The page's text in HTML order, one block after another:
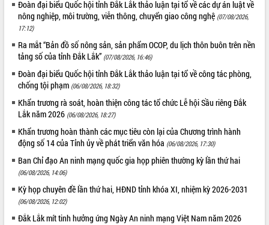
Tháo gỡ những vướng mắc, đẩy mạnh
công tác cải cách thủ tục hành chính
tại Trung tâm Phục vụ hành chính
công tỉnh
Đắk Lắk: Tôn vinh 46 giải pháp tại Hội
thi Sáng tạo Kỹ thuật 2024 - 2025
Đắk Lắk rà soát, điều chỉnh Đề án 190
về phát triển nuôi trồng thủy sản
Phó Chủ tịch UBND tỉnh Đắk Lắk
Trương Công Thái kiểm tra thực địa
Dự án cao tốc Khánh Hòa - Buôn Ma
Định vị cà phê Việt Nam như một “di
sản sống” trong dòng chảy toàn cầu
Xây dựng nông thôn mới: Nâng cao đời
sống người dân từ những mô hình thiết
thực
Đoàn đại biểu Quốc hội tỉnh Đắk Lắk thảo luận tại tổ về các dự án luật về
nông nghiệp, môi trường, viễn thông, chuyển giao công nghệ (07/08/2026,
17:12)
Ra mắt “Bản đồ số nông sản, sản phẩm OCOP, du lịch thôn buôn trên nền
tảng số của tỉnh Đắk Lắk” (07/08/2026, 16:46)
Đoàn đại biểu Quốc hội tỉnh Đắk Lắk thảo luận tại tổ về công tác phòng,
chống tội phạm (06/08/2026, 18:32)
Khẩn trương rà soát, hoàn thiện công tác tổ chức Lễ hội Sầu riêng Đắk
Lắk năm 2026 (06/08/2026, 18:27)
Khẩn trương hoàn thành các mục tiêu còn lại của Chương trình hành
động số 14 của Tỉnh ủy về phát triển văn hóa (06/08/2026, 17:30)
Ban Chỉ đạo An ninh mạng quốc gia họp phiên thường kỳ lần thứ hai
(06/08/2026, 14:06)
Kỳ họp chuyên đề lần thứ hai, HĐND tỉnh khóa XI, nhiệm kỳ 2026-2031
(06/08/2026, 12:02)
Đắk Lắk mít tinh hưởng ứng Ngày An ninh mạng Việt Nam năm 2026